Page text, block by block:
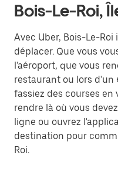
Bois-Le-Roi,
Avec Uber, Bois-Le-
déplacer. Que vous
l'aéroport, que vous
restaurant ou lors d'un
fassiez des courses en
rendre là où vous
ligne ou ouvrez
destination pour
Roi.